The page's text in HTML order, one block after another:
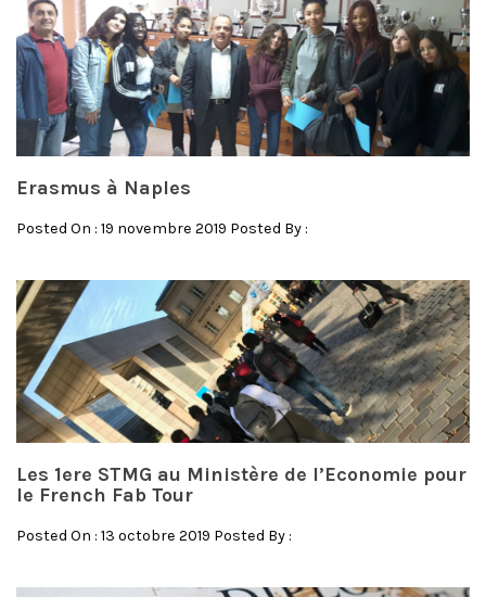
Erasmus à Naples
Posted On : 19 novembre 2019 Posted By :
Les 1ere STMG au Ministère de l’Economie pour
le French Fab Tour
Posted On : 13 octobre 2019 Posted By :